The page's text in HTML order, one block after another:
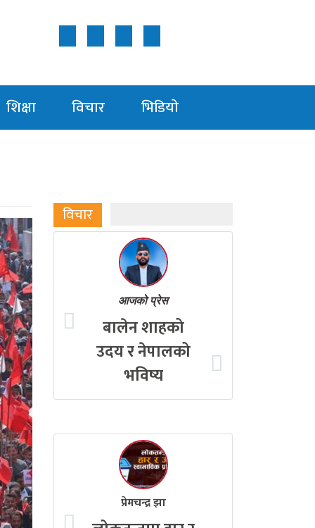
शिक्षा विचार भिडियाे
विचार
आजको प्रेस
बालेन शाहको
उदय र नेपालको
भविष्य
प्रेमचन्द्र झा